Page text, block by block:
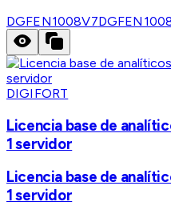
DGFEN1008V7
DIGIFORT
Licencia base de
1 servidor
Licencia base de
1 servidor